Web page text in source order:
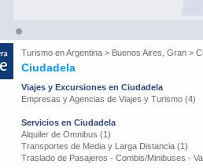
Turismo enArgentina > Buenos Aires, Gran >
Ciudadela
Viajes y Excursiones en Ciudadela
Empresas y Agencias de Viajes y Turismo (4)
Servicios en Ciudadela
Alquiler de Omnibus (1)
Transportes de Media y Larga Distancia (1)
Traslado de Pasajeros - Combis/Minibuses -